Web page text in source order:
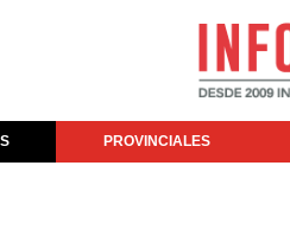
PROVINCIALES